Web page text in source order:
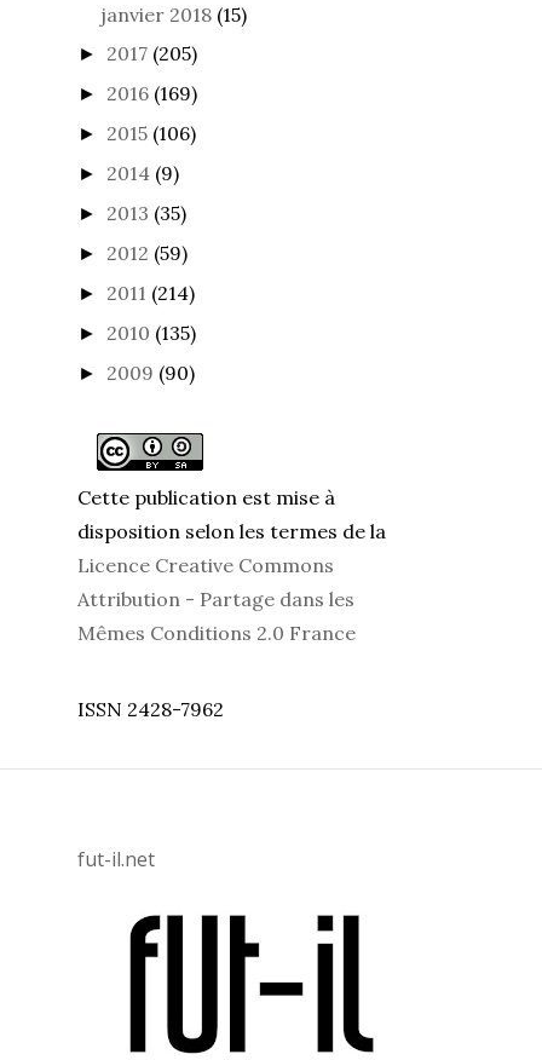
janvier 2018 (15)
► 2017 (205)
► 2016 (169)
► 2015 (106)
► 2014 (9)
► 2013 (35)
► 2012 (59)
► 2011 (214)
► 2010 (135)
► 2009 (90)
Cette publication est mise à
disposition selon les termes de la
Licence Creative Commons
Attribution - Partage dans les
Mêmes Conditions 2.0 France
ISSN 2428-7962
fut-il.net